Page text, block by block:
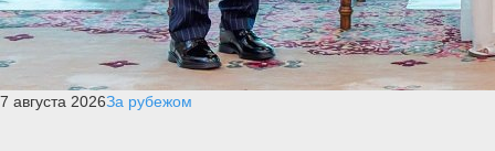
7 августа 2026За рубежом